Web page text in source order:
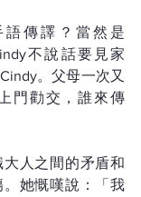
傳譯？當然是
不說話要見家
。父母一次又
門勸交，誰來傳
人之間的矛盾和
她慨嘆說：「我